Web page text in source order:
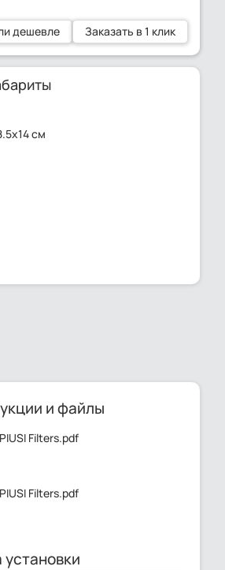
дешевле Заказать в 1 клик
см
и файлы
PIUSI Filters.pdf
PIUSI Filters.pdf